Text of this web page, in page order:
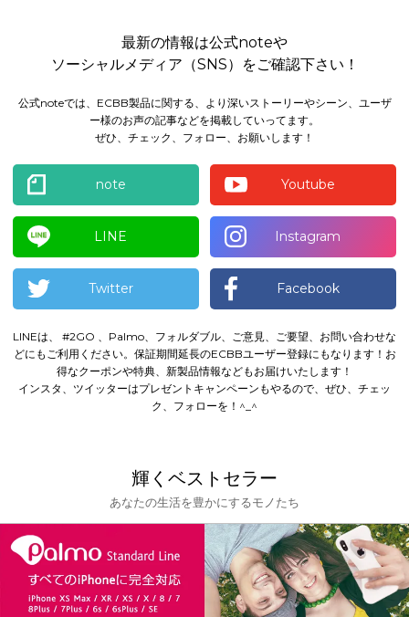
最新の情報は公式noteや
ソーシャルメディア（SNS）をご確認下さい！
公式noteでは、ECBB製品に関する、より深いストーリーやシーン、ユーザ
ー様のお声の記事などを掲載していってます。
ぜひ、チェック、フォロー、お願いします！
note Youtube
LINE Instagram
Twitter Facebook
LINEは、 #2GO 、Palmo、フォルダブル、ご意見、ご要望、お問い合わせな
どにもご利用ください。 保証期間延長のECBBユーザー登録にもなります！ お
得なクーポンや特典、新製品情報などもお届けいたします！
インスタ、ツイッターはプレゼントキャンペーンもやるので、ぜひ、チェッ
ク、フォローを！^_^
輝くベストセラー
あなたの生活を豊かにするモノたち